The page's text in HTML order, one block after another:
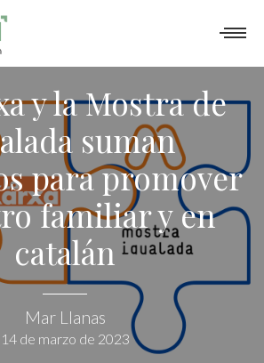
TRABAJAMOS
PORTFOLIO
BLOG
CONTACTO
y la Mostra de
suman
para promover
familiar y en
catalán
Mar Llanas
14 de marzo de 2023